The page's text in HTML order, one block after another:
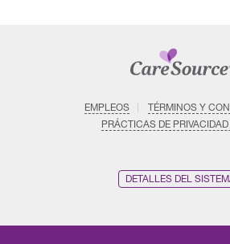
EMPLEOS
TÉRMINOS Y
PRÁCTICAS DE
DETALLES DEL